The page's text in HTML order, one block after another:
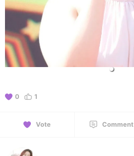
0 1
Vote Comment